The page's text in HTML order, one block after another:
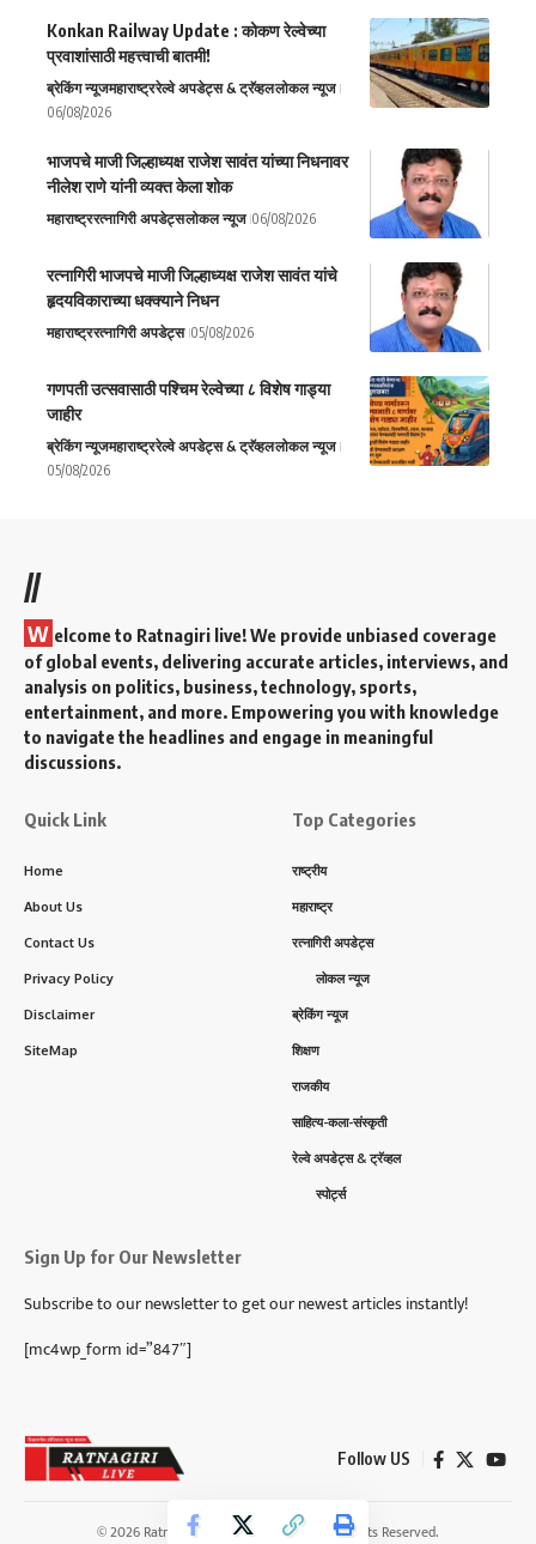
Konkan Railway Update : कोकण रेल्वेच्या
प्रवाशांसाठी महत्त्वाची बातमी!
ब्रेकिंग न्यूजमहाराष्ट्ररेल्वे अपडेट्स & ट्रॅव्हललोकल न्यूज
06/08/2026
भाजपचे माजी जिल्हाध्यक्ष राजेश सावंत यांच्या निधनावर
नीलेश राणे यांनी व्यक्त केला शोक
महाराष्ट्ररत्नागिरी अपडेट्सलोकल न्यूज 06/08/2026
रत्नागिरी भाजपचे माजी जिल्हाध्यक्ष राजेश सावंत यांचे
हृदयविकाराच्या धक्क्याने निधन
महाराष्ट्ररत्नागिरी अपडेट्स 05/08/2026
गणपती उत्सवासाठी पश्चिम रेल्वेच्या ८ विशेष गाड्या
जाहीर
ब्रेकिंग न्यूजमहाराष्ट्ररेल्वे अपडेट्स & ट्रॅव्हललोकल न्यूज
05/08/2026
//
W elcome to Ratnagiri live! We provide unbiased coverage
of global events, delivering accurate articles, interviews, and
analysis on politics, business, technology, sports,
entertainment, and more. Empowering you with knowledge
to navigate the headlines and engage in meaningful
discussions.
Quick Link
Home
About Us
Contact Us
Privacy Policy
Disclaimer
SiteMap
Top Categories
राष्ट्रीय
महाराष्ट्र
रत्नागिरी अपडेट्स
लोकल न्यूज
ब्रेकिंग न्यूज
शिक्षण
राजकीय
साहित्य-कला-संस्कृती
रेल्वे अपडेट्स & ट्रॅव्हल
स्पोर्ट्स
Sign Up for Our Newsletter
Subscribe to our newsletter to get our newest articles instantly!
[mc4wp_form id=”847″]
Follow US
© 2026 Ratnagiri Live News Network. All Rights Reserved.